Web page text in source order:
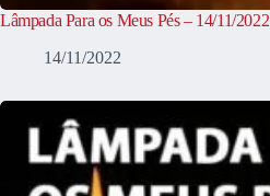
Lâmpada Para os Meus Pés – 14/11/2022
14/11/2022